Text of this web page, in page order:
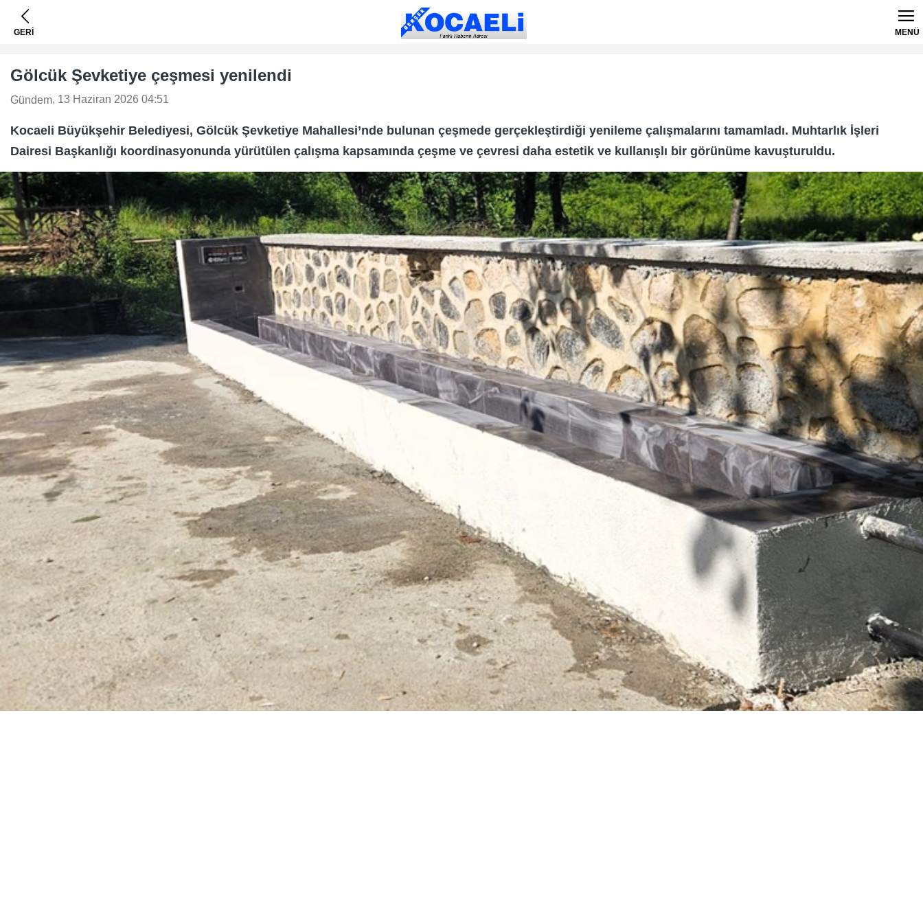
GERİ MENÜ
Gölcük Şevketiye çeşmesi yenilendi
Gündem, 13 Haziran 2026 04:51
Kocaeli Büyükşehir Belediyesi, Gölcük Şevketiye Mahallesi’nde bulunan çeşmede gerçekleştirdiği yenileme çalışmalarını tamamladı. Muhtarlık İşleri
Dairesi Başkanlığı koordinasyonunda yürütülen çalışma kapsamında çeşme ve çevresi daha estetik ve kullanışlı bir görünüme kavuşturuldu.